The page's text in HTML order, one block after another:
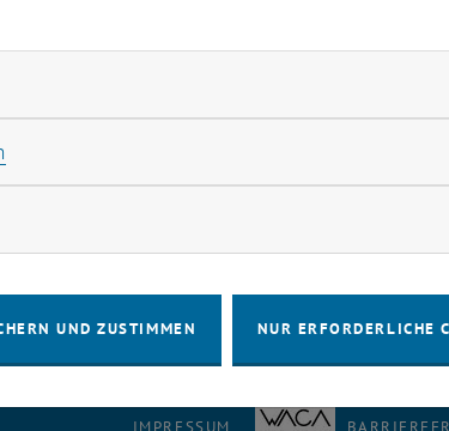
IMPRESSUM
Cookies zulassen
UND ZUSTIMMEN NUR ERFORDERLICHE